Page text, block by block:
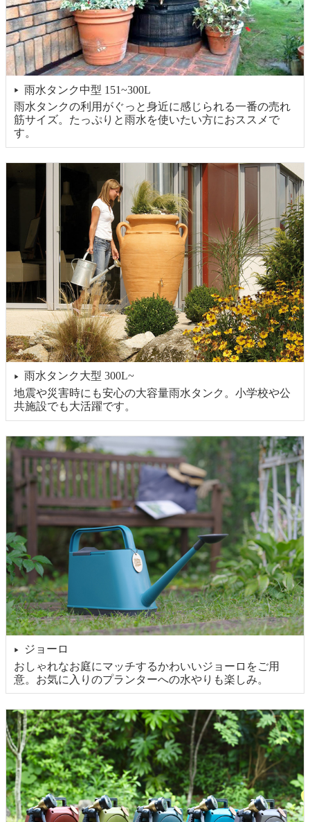
▶
雨水タンク中型 151~300L
雨水タンクの利用がぐっと身近に感じられる一番の売れ
筋サイズ。たっぷりと雨水を使いたい方におススメで
す。
▶
雨水タンク大型 300L~
地震や災害時にも安心の大容量雨水タンク。小学校や公
共施設でも大活躍です。
▶
ジョーロ
おしゃれなお庭にマッチするかわいいジョーロをご用
意。お気に入りのプランターへの水やりも楽しみ。